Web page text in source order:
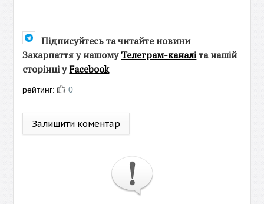
Підписуйтесь та читайте новини
Закарпаття у нашомуТелеграм-каналіта нашій
сторінці уFacebook
рейтинг: 0
Залишити коментар